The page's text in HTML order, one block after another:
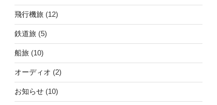
飛行機旅 (12)
鉄道旅 (5)
船旅 (10)
オーディオ (2)
お知らせ (10)